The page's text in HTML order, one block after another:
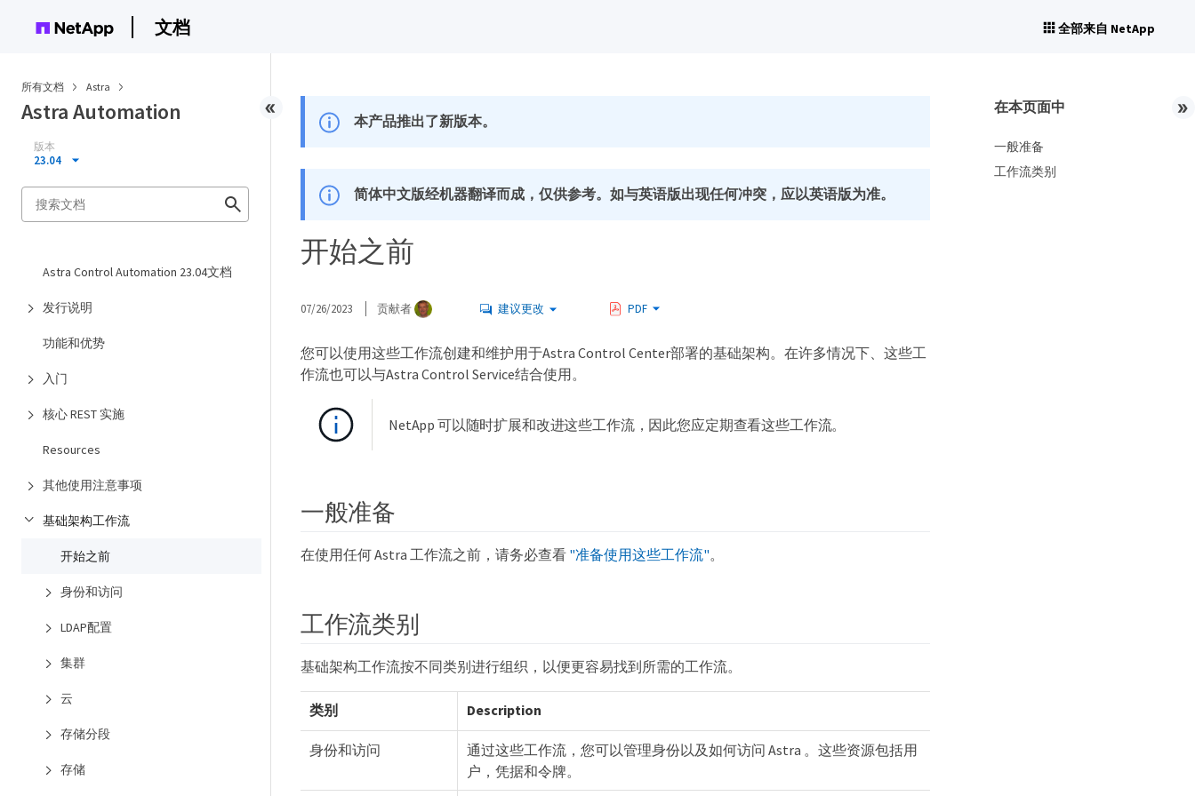
文档 全部来自 NetApp
所有文档 Astra
Astra Automation
版本
23.04
Astra Control Automation 23.04文档
发行说明
功能和优势
入门
核心 REST 实施
Resources
其他使用注意事项
基础架构工作流
开始之前
身份和访问
LDAP配置
集群
云
存储分段
存储
本产品推出了新版本。
简体中文版经机器翻译而成，仅供参考。如与英语版出现任何冲突，应以英语版为准。
开始之前
07/26/2023 贡献者 建议更改 PDF
您可以使用这些工作流创建和维护用于Astra Control Center部署的基础架构。在许多情况下、这些工
作流也可以与Astra Control Service结合使用。
NetApp 可以随时扩展和改进这些工作流，因此您应定期查看这些工作流。
一般准备
在使用任何 Astra 工作流之前，请务必查看 "准备使用这些工作流"。
工作流类别
基础架构工作流按不同类别进行组织，以便更容易找到所需的工作流。
类别 Description
身份和访问
通过这些工作流，您可以管理身份以及如何访问 Astra 。这些资源包括用
户，凭据和令牌。
在本页面中
一般准备
工作流类别